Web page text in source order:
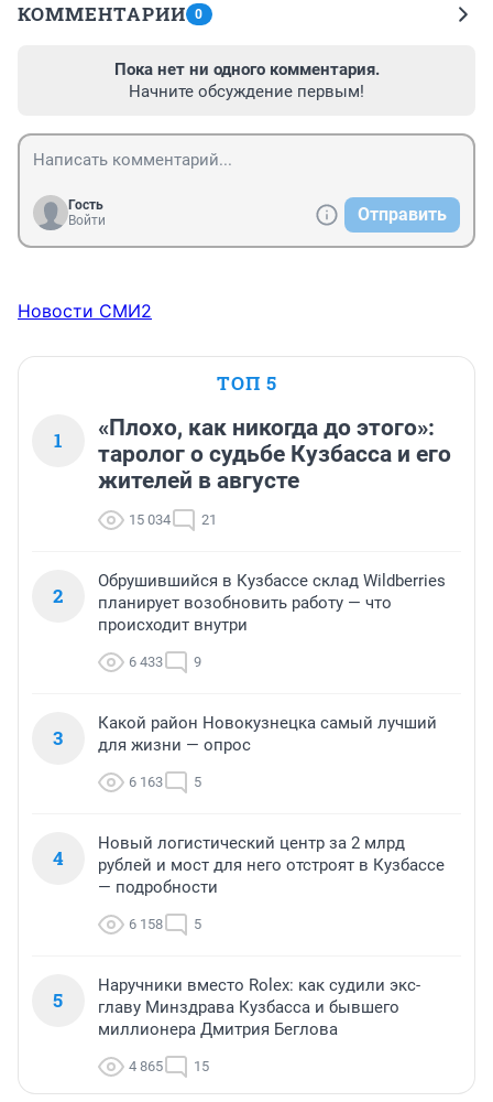
КОММЕНТАРИИ 0
Пока нет ни одного комментария.
Начните обсуждение первым!
Гость
Войти
Отправить
Новости СМИ2
ТОП 5
1
«Плохо, как никогда до этого»:
таролог о судьбе Кузбасса и его
жителей в августе
15 034 21
2
Обрушившийся в Кузбассе склад Wildberries
планирует возобновить работу — что
происходит внутри
6 433 9
3
Какой район Новокузнецка самый лучший
для жизни — опрос
6 163 5
4
Новый логистический центр за 2 млрд
рублей и мост для него отстроят в Кузбассе
— подробности
6 158 5
5
Наручники вместо Rolex: как судили экс-
главу Минздрава Кузбасса и бывшего
миллионера Дмитрия Беглова
4 865 15